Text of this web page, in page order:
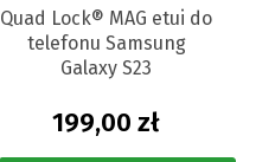
Quad Lock® MAG etui do
telefonu Samsung
Galaxy S23
199,00 zł